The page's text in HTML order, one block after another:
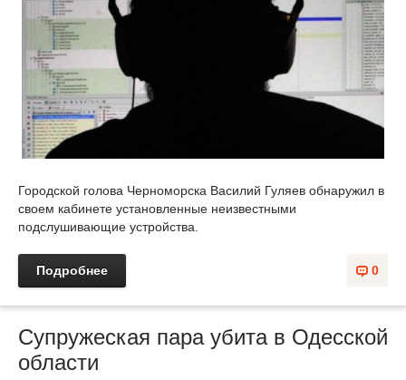
Городской голова Черноморска Василий Гуляев обнаружил в
своем кабинете установленные неизвестными
подслушивающие устройства.
0
Подробнее
Супружеская пара убита в Одесской
области